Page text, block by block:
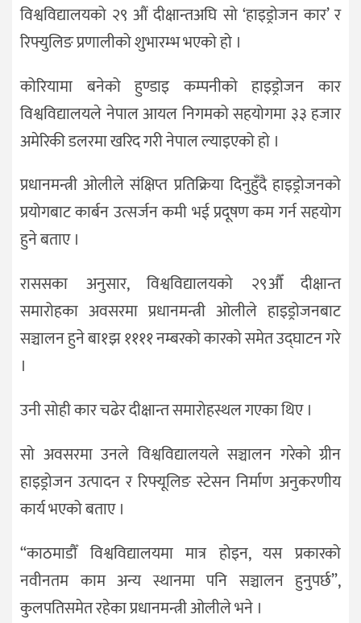
विश्वविद्यालयको २९ औं दीक्षान्तअघि सो ‘हाइड्रोजन कार’ र
रिफ्युलिङ प्रणालीको शुभारम्भ भएको हो ।
कोरियामा बनेको हुण्डाइ कम्पनीको हाइड्रोजन कार
विश्वविद्यालयले नेपाल आयल निगमको सहयोगमा ३३ हजार
अमेरिकी डलरमा खरिद गरी नेपाल ल्याइएको हो ।
प्रधानमन्त्री ओलीले संक्षिप्त प्रतिक्रिया दिनुहुँदै हाइड्रोजनको
प्रयोगबाट कार्बन उत्सर्जन कमी भई प्रदूषण कम गर्न सहयोग
हुने बताए ।
राससका अनुसार, विश्वविद्यालयको २९औँ दीक्षान्त
समारोहका अवसरमा प्रधानमन्त्री ओलीले हाइड्रोजनबाट
सञ्चालन हुने बा१झ ११११ नम्बरको कारको समेत उद्घाटन गरे
।
उनी सोही कार चढेर दीक्षान्त समारोहस्थल गएका थिए ।
सो अवसरमा उनले विश्वविद्यालयले सञ्चालन गरेको ग्रीन
हाइड्रोजन उत्पादन र रिफ्यूलिङ स्टेसन निर्माण अनुकरणीय
कार्य भएको बताए ।
“काठमाडौँ विश्वविद्यालयमा मात्र होइन, यस प्रकारको
नवीनतम काम अन्य स्थानमा पनि सञ्चालन हुनुपर्छ”,
कुलपतिसमेत रहेका प्रधानमन्त्री ओलीले भने ।